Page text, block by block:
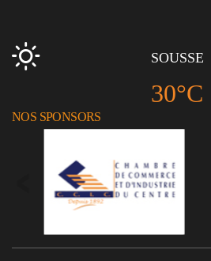
SOUSSE
30°C
NOS SPONSORS